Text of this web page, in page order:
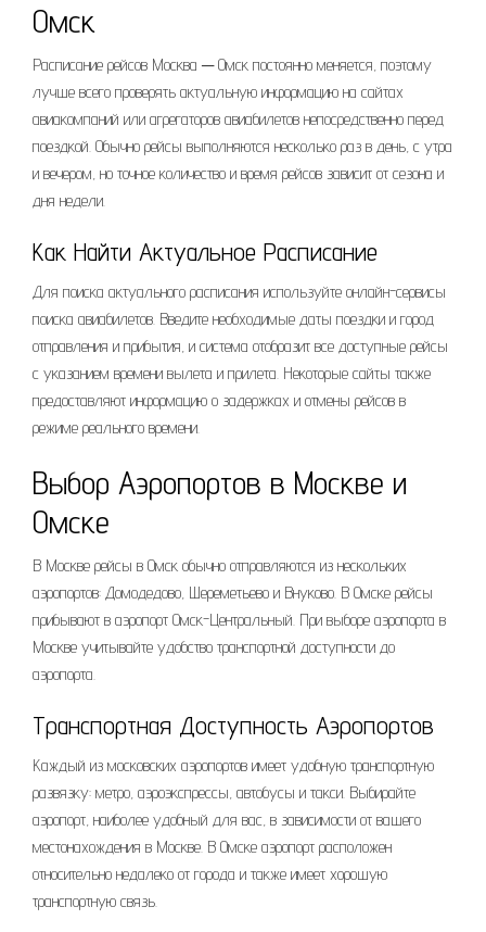
Омск
Расписание рейсов Москва ─ Омск постоянно меняется, поэтому
лучше всего проверять актуальную информацию на сайтах
авиакомпаний или агрегаторов авиабилетов непосредственно перед
поездкой. Обычно рейсы выполняются несколько раз в день, с утра
и вечером, но точное количество и время рейсов зависит от сезона и
дня недели.
Как Найти Актуальное Расписание
Для поиска актуального расписания используйте онлайн-сервисы
поиска авиабилетов. Введите необходимые даты поездки и город
отправления и прибытия, и система отобразит все доступные рейсы
с указанием времени вылета и прилета. Некоторые сайты также
предоставляют информацию о задержках и отмены рейсов в
режиме реального времени.
Выбор Аэропортов в Москве и
Омске
В Москве рейсы в Омск обычно отправляются из нескольких
аэропортов: Домодедово, Шереметьево и Внуково. В Омске рейсы
прибывают в аэропорт Омск-Центральный. При выборе аэропорта в
Москве учитывайте удобство транспортной доступности до
аэропорта.
Транспортная Доступность Аэропортов
Каждый из московских аэропортов имеет удобную транспортную
развязку: метро, аэроэкспрессы, автобусы и такси. Выбирайте
аэропорт, наиболее удобный для вас, в зависимости от вашего
местонахождения в Москве. В Омске аэропорт расположен
относительно недалеко от города и также имеет хорошую
транспортную связь.